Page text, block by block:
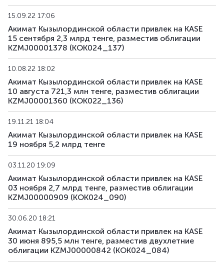
15.09.22 17:06
Акимат Кызылординской области привлек на KASE
15 сентября 2,3 млрд тенге, разместив облигации
KZMJ00001378 (KOK024_137)
10.08.22 18:02
Акимат Кызылординской области привлек на KASE
10 августа 721,3 млн тенге, разместив облигации
KZMJ00001360 (KOK022_136)
19.11.21 18:04
Акимат Кызылординской области привлек на KASE
19 ноября 5,2 млрд тенге
03.11.20 19:09
Акимат Кызылординской области привлек на KASE
03 ноября 2,7 млрд тенге, разместив облигации
KZMJ00000909 (KOK024_090)
30.06.20 18:21
Акимат Кызылординской области привлек на KASE
30 июня 895,5 млн тенге, разместив двухлетние
облигации KZMJ00000842 (KOK024_084)